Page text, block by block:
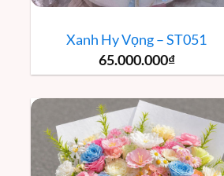
Xanh Hy Vọng – ST051
65.000.000₫